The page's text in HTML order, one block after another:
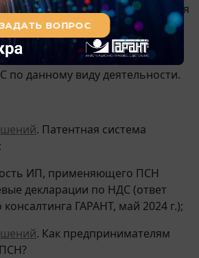
которых не применяется
346.43НК РФ).Таким образом,
ПСН по виду
перестает быть
данному виду деятельности.
. Патентная система
ИП, применяющего ПСН
декларации по НДС (ответ
ГАРАНТ, май 2024 г.);
. Как предпринимателям